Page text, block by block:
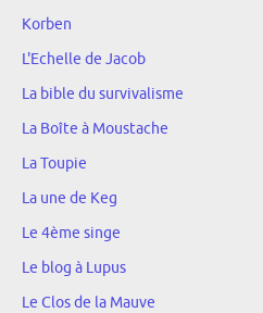
Korben
L'Echelle de Jacob
La bible du survivalisme
La Boîte à Moustache
La Toupie
La une de Keg
Le 4ème singe
Le blog à Lupus
Le Clos de la Mauve